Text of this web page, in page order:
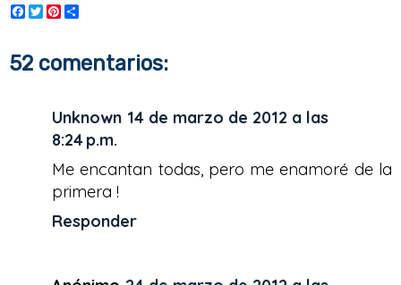
F
a
e
b
T
w
t
t
P
t
e
s
t
r
e
52 comentarios:
Unknown 14 de marzo de 2012 a las
8:24 p.m.
Me encantan todas, pero me enamoré de la
primera !
Responder